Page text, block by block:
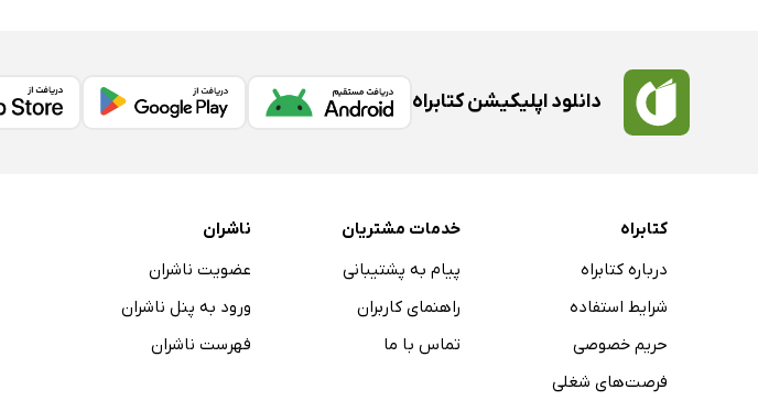
دانلود اپلیکیشن کتابراه
کتابراه
درباره کتابراه
شرایط استفاده
حریم خصوصی
فرصت‌های شغلی
خدمات مشتریان
پیام به پشتیبانی
راهنمای کاربران
تماس با ما
ناشران
عضویت ناشران
ورود به پنل ناشران
فهرست ناشران